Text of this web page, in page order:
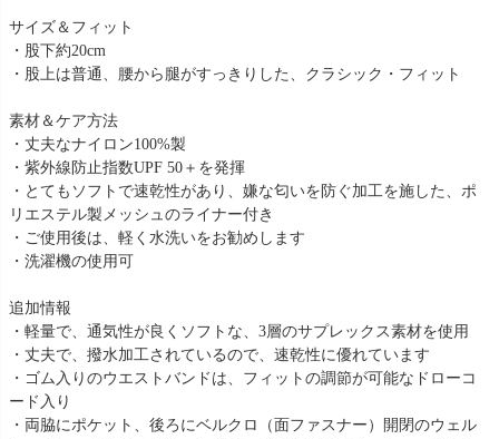
サイズ＆フィット
・股下約20cm
・股上は普通、腰から腿がすっきりした、クラシック・フィット
素材＆ケア方法
・丈夫なナイロン100%製
・紫外線防止指数UPF 50＋を発揮
・とてもソフトで速乾性があり、嫌な匂いを防ぐ加工を施した、ポ
リエステル製メッシュのライナー付き
・ご使用後は、軽く水洗いをお勧めします
・洗濯機の使用可
追加情報
・軽量で、通気性が良くソフトな、3層のサプレックス素材を使用
・丈夫で、撥水加工されているので、速乾性に優れています
・ゴム入りのウエストバンドは、フィットの調節が可能なドローコ
ード入り
・両脇にポケット、後ろにベルクロ（面ファスナー）開閉のウェル